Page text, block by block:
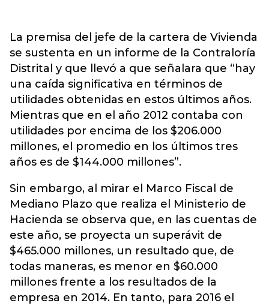
La premisa del jefe de la cartera de Vivienda
se sustenta en un informe de la Contraloría
Distrital y que llevó a que señalara que “hay
una caída significativa en términos de
utilidades obtenidas en estos últimos años.
Mientras que en el año 2012 contaba con
utilidades por encima de los $206.000
millones, el promedio en los últimos tres
años es de $144.000 millones”.
Sin embargo, al mirar el Marco Fiscal de
Mediano Plazo que realiza el Ministerio de
Hacienda se observa que, en las cuentas de
este año, se proyecta un superávit de
$465.000 millones, un resultado que, de
todas maneras, es menor en $60.000
millones frente a los resultados de la
empresa en 2014. En tanto, para 2016 el